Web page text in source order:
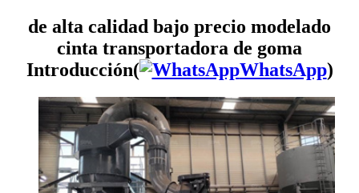
de alta calidad bajo precio modelado
cinta transportadora de goma
Introducción(
WhatsApp)